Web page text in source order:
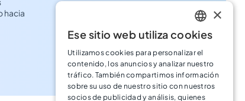
hacia
ENGLISH
SPANISH
×
Ese sitio web utiliza cookies
Utilizamos cookies para personalizar el
contenido, los anuncios y analizar nuestro
tráfico. También compartimos información
sobre su uso de nuestro sitio con nuestros
socios de publicidad y análisis, quienes